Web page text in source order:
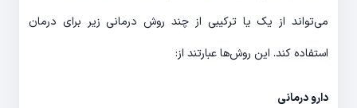
می‌تواند از یک یا ترکیبی از چند روش درمانی زیر برای درمان
استفاده کند. این روش‌ها عبارتند از:
دارو درمانی